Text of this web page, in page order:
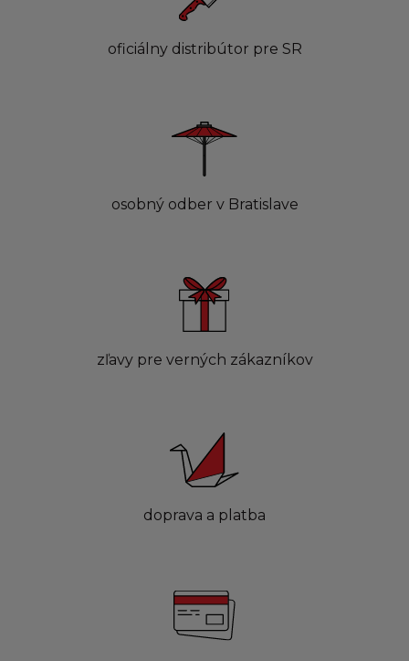
oficiálny distribútor pre SR
osobný odber v Bratislave
zľavy pre verných zákazníkov
doprava a platba